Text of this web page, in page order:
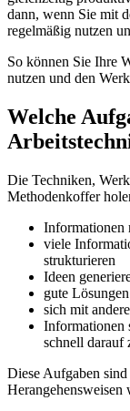
dann, wenn Sie mit
regelmäßig nutzen
So können Sie Ihre
nutzen und den
Welche
Die Techniken,
Methodenkoffer
Informationen
viele
strukturieren
Ideen
gute
sich mit
Informationen
schnell darauf
Diese Aufgaben
Herangehensweisen